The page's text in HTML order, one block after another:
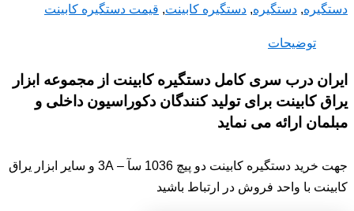
دستگیره, دستگیره, دستگیره کابینت, قیمت دستگیره کابینت
توضیحات
ایران درب سری کامل دستگیره کابینت از مجموعه ابزار
یراق کابینت برای تولید کنندگان دکوراسیون داخلی و
مبلمان ارائه می نماید
جهت خرید دستگیره کابینت دو پیچ 1036 سآ – 3A و سایر ابزار یراق
کابینت با واحد فروش در ارتباط باشید